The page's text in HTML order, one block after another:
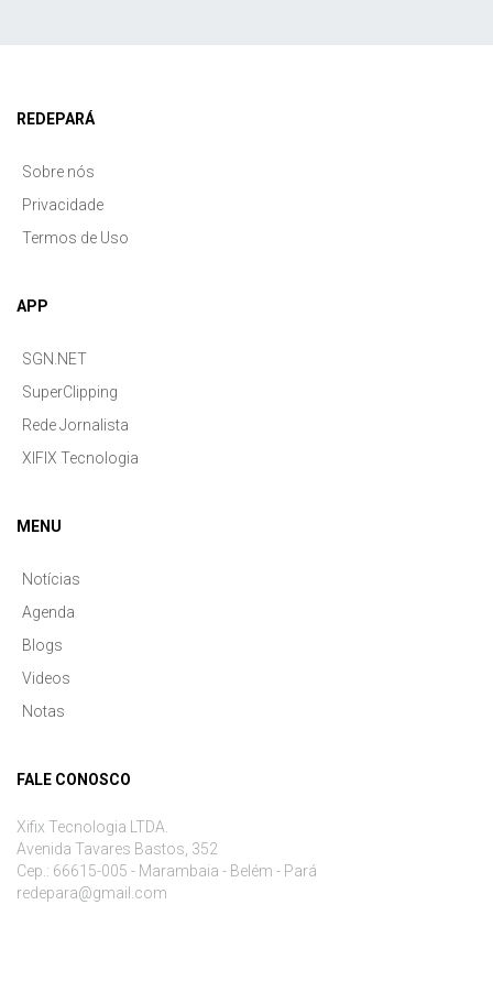
REDEPARÁ
Sobre nós
Privacidade
Termos de Uso
APP
SGN.NET
SuperClipping
Rede Jornalista
XIFIX Tecnologia
MENU
Notícias
Agenda
Blogs
Videos
Notas
FALE CONOSCO
Xifix Tecnologia LTDA.
Avenida Tavares Bastos, 352
Cep.: 66615-005 - Marambaia - Belém - Pará
redepara@gmail.com